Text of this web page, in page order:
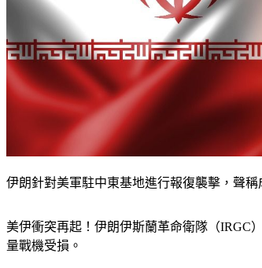
伊朗針對美軍駐中東基地進行報復襲擊，聲稱
美伊衝突再起！伊朗伊斯蘭革命衛隊（IRGC
量戰機受損。